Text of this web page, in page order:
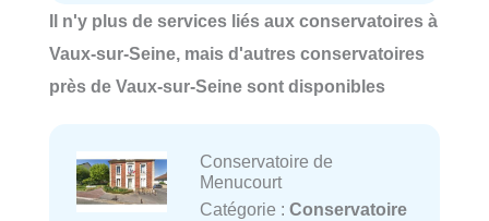
Il n'y plus de services liés aux conservatoires à
Vaux-sur-Seine, mais d'autres conservatoires
près de Vaux-sur-Seine sont disponibles
Conservatoire de
Menucourt
Catégorie : Conservatoire